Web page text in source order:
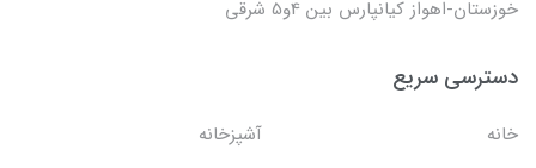
خوزستان-اهواز کیانپارس بین 4و5 شرقی
دسترسی سریع
خانه
آشپزخانه